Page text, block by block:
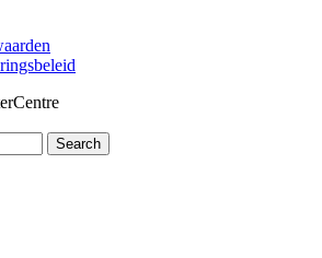
Search